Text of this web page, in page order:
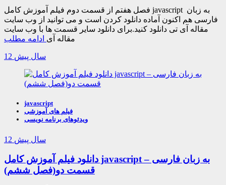
فصل هفتم از قسمت دوم فیلم آموزش کامل javascript به زبان
فارسی هم اکنون آماده دانلود کردن است و می توانید از وب سایت
مقاله آی تی دانلود کنید.برای دانلود سایر قسمت ها با وب سایت
مقاله آی ادامه مطلب
12 سال پیش
javascript
فیلم های آموزشی
ویدئوهای برنامه نویسی
12 سال پیش
دانلود فیلم آموزش کامل javascript به زبان فارسی –
قسمت دو(فصل ششم)